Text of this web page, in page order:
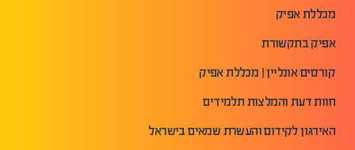
מכללת אפיק
אפיק בתקשורת
קורסים אונליין | מכללת אפיק
חוות דעת והמלצות תלמידים
האירגון לקידום והעשרת שמאים בישראל